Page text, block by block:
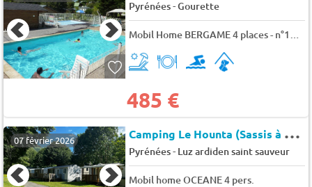
Pyrénées-Gourette
Mobil Home BERGAME 4 places - n°13, 22, 24, 32 et 34 4 pers.
485 €
07 février 2026 C
amping Le Hounta (Sassis à 1 km)
Pyrénées- Luz ardiden saint sauveur
Mobil home OCEANE 4 pers.